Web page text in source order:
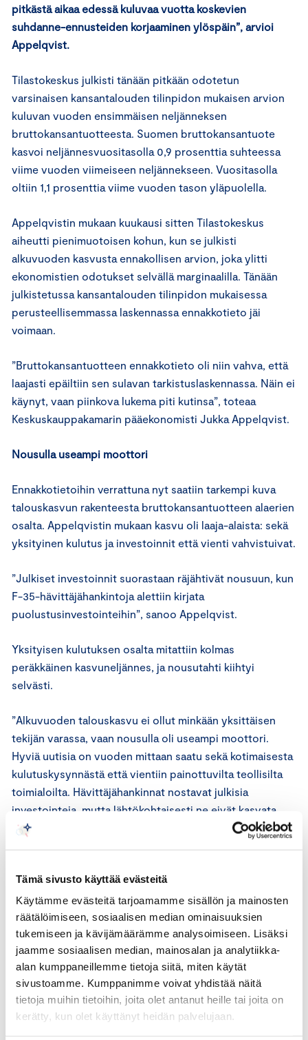
Tämä sivusto käyttää evästeitä
Käytämme evästeitä tarjoamamme sisällön ja mainosten
räätälöimiseen, sosiaalisen median ominaisuuksien
tukemiseen ja kävijämäärämme analysoimiseen. Lisäksi
jaamme sosiaalisen median, mainosalan ja analytiikka-
alan kumppaneillemme tietoja siitä, miten käytät
sivustoamme. Kumppanimme voivat yhdistää näitä
tietoja muihin tietoihin, joita olet antanut heille tai joita on
kerätty, kun olet käyttänyt heidän palvelujaan.
pitkästä aikaa edessä kuluvaa vuotta koskevien
suhdanne-ennusteiden korjaaminen ylöspäin”, arvioi
Appelqvist.
Tilastokeskus julkisti tänään pitkään odotetun
varsinaisen kansantalouden tilinpidon mukaisen arvion
kuluvan vuoden ensimmäisen neljänneksen
bruttokansantuotteesta. Suomen bruttokansantuote
kasvoi neljännesvuositasolla 0,9 prosenttia suhteessa
viime vuoden viimeiseen neljännekseen. Vuositasolla
oltiin 1,1 prosenttia viime vuoden tason yläpuolella.
Appelqvistin mukaan kuukausi sitten Tilastokeskus
aiheutti pienimuotoisen kohun, kun se julkisti
alkuvuoden kasvusta ennakollisen arvion, joka ylitti
ekonomistien odotukset selvällä marginaalilla. Tänään
julkistetussa kansantalouden tilinpidon mukaisessa
perusteellisemmassa laskennassa ennakkotieto jäi
voimaan.
”Bruttokansantuotteen ennakkotieto oli niin vahva, että
laajasti epäiltiin sen sulavan tarkistuslaskennassa. Näin ei
käynyt, vaan piinkova lukema piti kutinsa”, toteaa
Keskuskauppakamarin pääekonomisti Jukka Appelqvist.
Nousulla useampi moottori
Ennakkotietoihin verrattuna nyt saatiin tarkempi kuva
talouskasvun rakenteesta bruttokansantuotteen alaerien
osalta. Appelqvistin mukaan kasvu oli laaja-alaista: sekä
yksityinen kulutus ja investoinnit että vienti vahvistuivat.
”Julkiset investoinnit suorastaan räjähtivät nousuun, kun
F-35-hävittäjähankintoja alettiin kirjata
puolustusinvestointeihin”, sanoo Appelqvist.
Yksityisen kulutuksen osalta mitattiin kolmas
peräkkäinen kasvuneljännes, ja nousutahti kiihtyi
selvästi.
”Alkuvuoden talouskasvu ei ollut minkään yksittäisen
tekijän varassa, vaan nousulla oli useampi moottori.
Hyviä uutisia on vuoden mittaan saatu sekä kotimaisesta
kulutuskysynnästä että vientiin painottuvilta teollisilta
toimialoilta. Hävittäjähankinnat nostavat julkisia
investointeja, mutta lähtökohtaisesti ne eivät kasvata
Suomen bruttokansantuotetta, koska kyseessä on
Bruttokansantuotteen kehitys kääntyi kasvun puolelle jo
viime vuoden viimeisellä neljänneksellä, mutta nousu on
vauhdittunut kuluvan vuoden alkupuolella. Toimialoittain
tarkasteltuna kasvu oli erittäin laaja-alaista.
”Vahvat luvut haastavat viimeaikaisia suhdanne-
ennusteita, joissa kuluvan vuoden talouskasvu jää
tyypillisesti vaatimattomaksi. Jo nyt toteuma ylittää